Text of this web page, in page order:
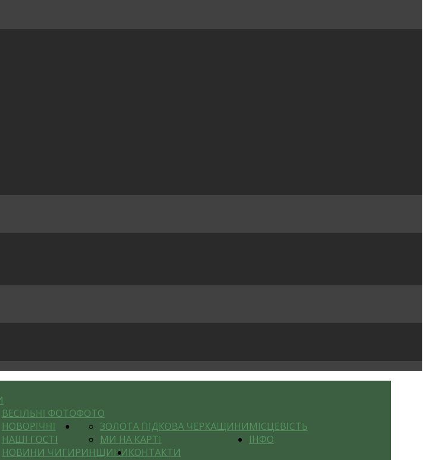
ФОТО
ВЕСІЛЬНІ ФОТО
НОВОРІЧНІ
НАШІ ГОСТІ
МІСЦЕВІСТЬ
ЗОЛОТА ПІДКОВА ЧЕРКАЩИНИ
МИ НА КАРТІ
ІНФО
НОВИНИ ЧИГИРИНЩИНИКОНТАКТИ